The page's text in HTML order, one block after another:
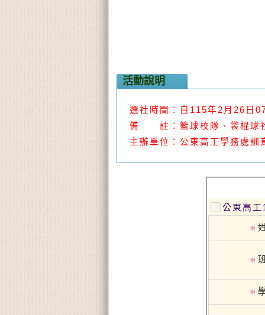
活動說明
選社時間：自115年2月26日
備 註：籃球校隊 、 袋棍球
主辦單位：公東高工學務處訓
公東高
※
※
※